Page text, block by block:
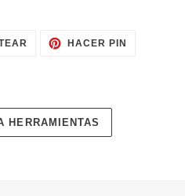
TUITEARHACER PIN
HERRAMIENTAS